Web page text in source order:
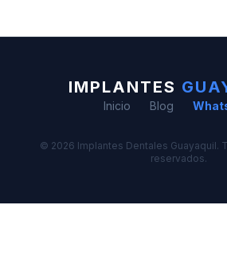
IMPLANTES
Inicio Blog
© 2026 Implantes Dentales Guayaquil.
reservados.